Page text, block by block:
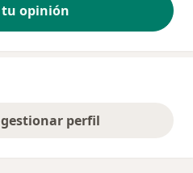
opinión
perfil